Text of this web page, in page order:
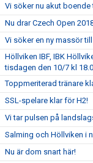
Vi söker nu akut boende
Nu drar Czech Open
Vi söker en ny massör
Höllviken IBF, IBK
tisdagen den 10/7 kl
Toppmeriterad tränare
SSL-spelare klar för H2!
Vi tar pulsen på
Salming och Höllviken i
Nu är dom snart här!